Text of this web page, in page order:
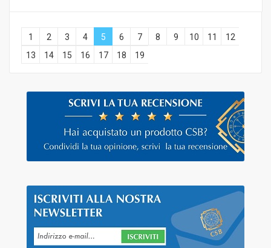
1 2 3 4 5 6 7 8 9 10 11
12
13
14 15 16 17 18 19